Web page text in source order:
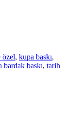
özel, kupa baskı,
bardak baskı, tarih